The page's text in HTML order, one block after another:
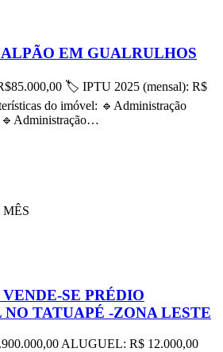
EM GUALRULHOS
🏷 IPTU 2025 (mensal): R$
do imóvel: 🔹Administração
🔹Administração…
MÊS
SE PRÉDIO
TATUAPÉ -ZONA LESTE
ALUGUEL: R$ 12.000,00